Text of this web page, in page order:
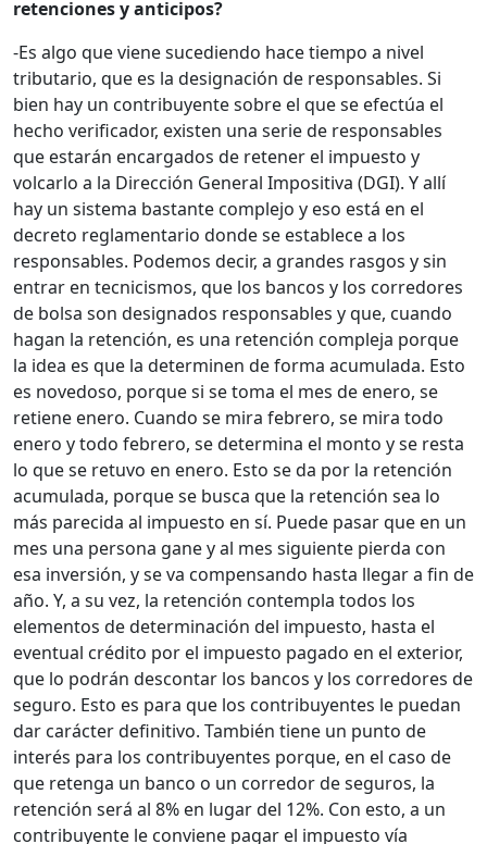
retenciones y anticipos?
-Es algo que viene sucediendo hace tiempo a nivel
tributario, que es la designación de responsables. Si
bien hay un contribuyente sobre el que se efectúa el
hecho verificador, existen una serie de responsables
que estarán encargados de retener el impuesto y
volcarlo a la Dirección General Impositiva (DGI). Y allí
hay un sistema bastante complejo y eso está en el
decreto reglamentario donde se establece a los
responsables. Podemos decir, a grandes rasgos y sin
entrar en tecnicismos, que los bancos y los corredores
de bolsa son designados responsables y que, cuando
hagan la retención, es una retención compleja porque
la idea es que la determinen de forma acumulada. Esto
es novedoso, porque si se toma el mes de enero, se
retiene enero. Cuando se mira febrero, se mira todo
enero y todo febrero, se determina el monto y se resta
lo que se retuvo en enero. Esto se da por la retención
acumulada, porque se busca que la retención sea lo
más parecida al impuesto en sí. Puede pasar que en un
mes una persona gane y al mes siguiente pierda con
esa inversión, y se va compensando hasta llegar a fin de
año. Y, a su vez, la retención contempla todos los
elementos de determinación del impuesto, hasta el
eventual crédito por el impuesto pagado en el exterior,
que lo podrán descontar los bancos y los corredores de
seguro. Esto es para que los contribuyentes le puedan
dar carácter definitivo. También tiene un punto de
interés para los contribuyentes porque, en el caso de
que retenga un banco o un corredor de seguros, la
retención será al 8% en lugar del 12%. Con esto, a un
contribuyente le conviene pagar el impuesto vía